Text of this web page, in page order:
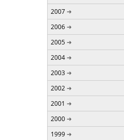
2007
2006
2005
2004
2003
2002
2001
2000
1999